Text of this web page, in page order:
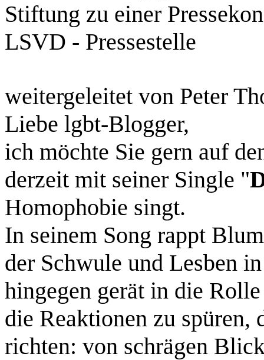
Stiftung zu einer
LSVD - Pressestelle
weitergeleitet von Peter
Liebe lgbt-Blogger,
ich möchte Sie gern auf
derzeit mit seiner Single "
Homophobie singt.
In seinem Song rappt
der Schwule und Lesben
hingegen gerät in die
die Reaktionen zu spüren,
richten: von schrägen